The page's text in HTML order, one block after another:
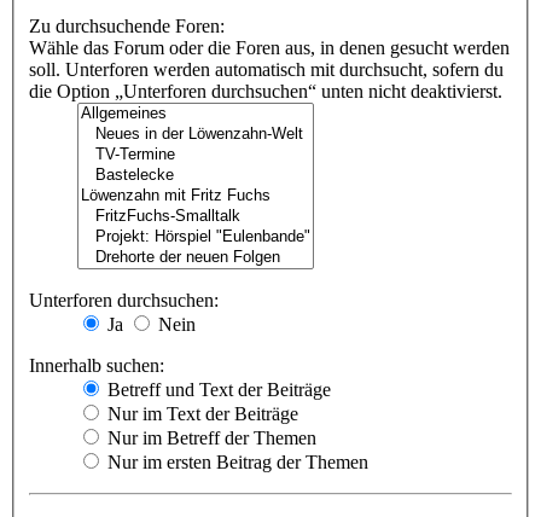
Zu durchsuchende Foren:
Wähle das Forum oder die Foren aus, in denen gesucht werden
soll. Unterforen werden automatisch mit durchsucht, sofern du
die Option „Unterforen durchsuchen“ unten nicht deaktivierst.
Unterforen durchsuchen:
Ja
Nein
Innerhalb suchen:
Betreff und Text der Beiträge
Nur im Text der Beiträge
Nur im Betreff der Themen
Nur im ersten Beitrag der Themen